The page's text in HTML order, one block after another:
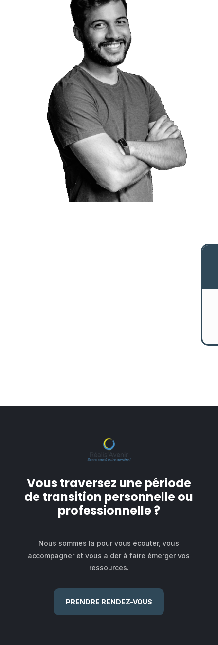
Vous traversez une période
de transition personnelle ou
professionnelle ?
Nous sommes là pour vous écouter, vous
accompagner et vous aider à faire émerger vos
ressources.
PRENDRE RENDEZ-VOUS